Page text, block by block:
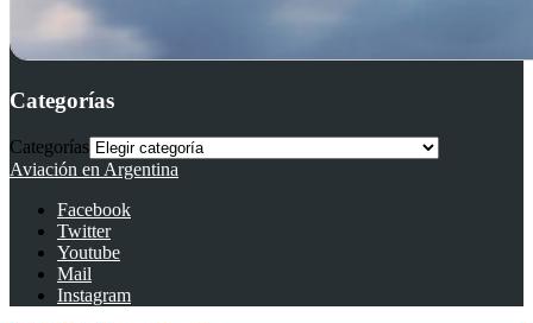
Categorías
Categorías
Aviación en Argentina
Facebook
Twitter
Youtube
Mail
Instagram